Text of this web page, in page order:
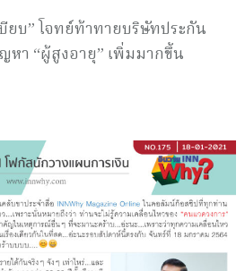
ยบ” โจทย์ท้าทายบริษัทประกัน
หา “ผู้สูงอายุ” เพิ่มมากขึ้น